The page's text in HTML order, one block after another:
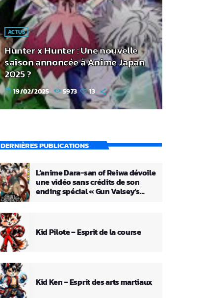
ACTUS
Hunter x Hunter : Une nouvelle
saison annoncée à Anime Japan
2025 ?
today 19/02/2025 5973 13
DERNIÈRES PUBLICATIONS
L’anime Dara-san of Reiwa dévoile
une vidéo sans crédits de son
ending spécial « Gun Valsey’s
Kid Pilote – Esprit de la course
Kid Ken – Esprit des arts martiaux